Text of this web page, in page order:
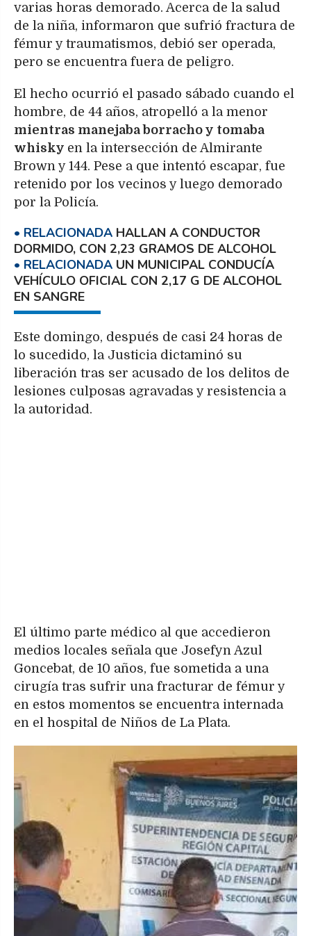
varias horas demorado. Acerca de la salud
de la niña, informaron que sufrió fractura de
fémur y traumatismos, debió ser operada,
pero se encuentra fuera de peligro.
El hecho ocurrió el pasado sábado cuando el
hombre, de 44 años, atropelló a la menor
mientras manejaba borracho y tomaba
whisky en la intersección de Almirante
Brown y 144. Pese a que intentó escapar, fue
retenido por los vecinos y luego demorado
por la Policía.
HALLAN A CONDUCTOR
DORMIDO, CON 2,23 GRAMOS DE ALCOHOL
UN MUNICIPAL CONDUCÍA
VEHÍCULO OFICIAL CON 2,17 G DE ALCOHOL
EN SANGRE
Este domingo, después de casi 24 horas de
lo sucedido, la Justicia dictaminó su
liberación tras ser acusado de los delitos de
lesiones culposas agravadas y resistencia a
la autoridad.
El último parte médico al que accedieron
medios locales señala que Josefyn Azul
Goncebat, de 10 años, fue sometida a una
cirugía tras sufrir una fracturar de fémur y
en estos momentos se encuentra internada
en el hospital de Niños de La Plata.